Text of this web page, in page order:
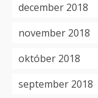
december 2018
november 2018
október 2018
september 2018